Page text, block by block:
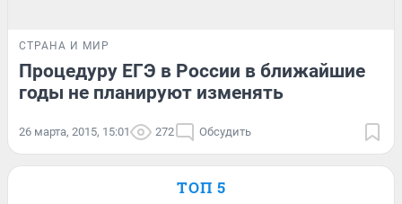
СТРАНА И МИР
Процедуру ЕГЭ в России в ближайшие
годы не планируют изменять
26 марта, 2015, 15:01 272 Обсудить
ТОП 5